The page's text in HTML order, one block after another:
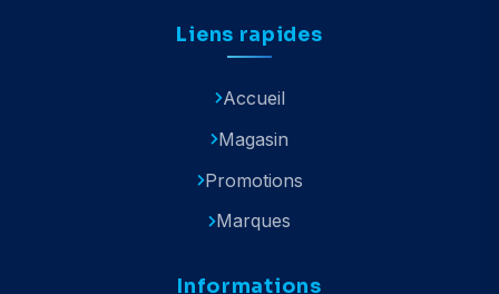
Liens rapides
Accueil
Magasin
Promotions
Marques
Informations